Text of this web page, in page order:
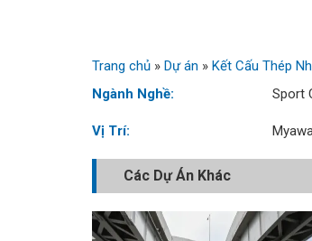
Trang chủ » Dự án » Kết Cấu Thép
Ngành Nghề:
Sport
Vị Trí:
Các Dự Án Khác